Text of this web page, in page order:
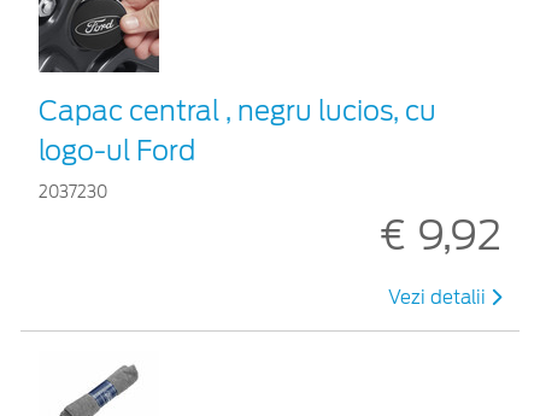
Capac central , negru lucios, cu
logo-ul Ford
2037230
€ 9,92
Vezi detalii